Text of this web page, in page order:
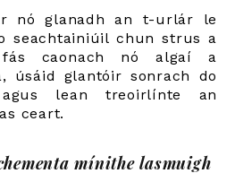
nó glanadh an t-urlár le
seachtainiúil chun strus a
fás caonach nó algaí a
úsáid glantóir sonrach do
lean treoirlínte an
ceart.
mínithe lasmuigh